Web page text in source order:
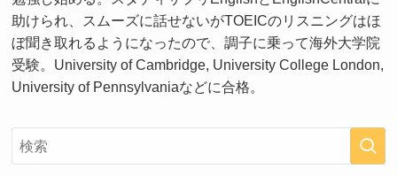
助けられ、スムーズに話せないがTOEICのリスニングはほ
ぼ聞き取れるようになったので、調子に乗って海外大学院
受験。University of Cambridge, University College London,
University of Pennsylvaniaなどに合格。